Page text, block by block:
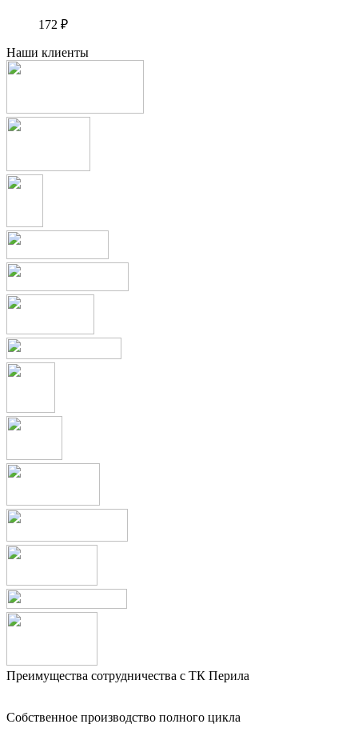
172 ₽
Наши клиенты
Преимущества сотрудничества с ТК Перила
Собственное производство полного цикла